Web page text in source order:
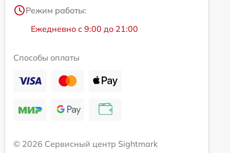
Режим работы:
Ежедневно с 9:00 до 21:00
Способы оплаты
© 2026 Сервисный центр Sightmark